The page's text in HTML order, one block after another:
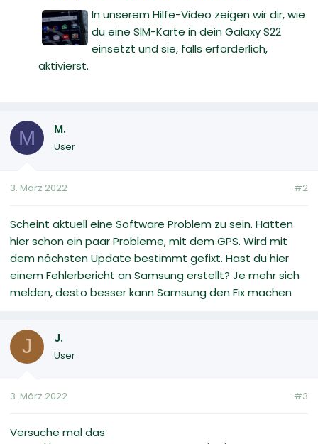
In unserem Hilfe-Video zeigen wir dir, wie
du eine SIM-Karte in dein Galaxy S22
einsetzt und sie, falls erforderlich,
aktivierst.
M M.
User
3. März 2022 #2
Scheint aktuell eine Software Problem zu sein. Hatten
hier schon ein paar Probleme, mit dem GPS. Wird mit
dem nächsten Update bestimmt gefixt. Hast du hier
einem Fehlerbericht an Samsung erstellt? Je mehr sich
melden, desto besser kann Samsung den Fix machen
J J.
User
3. März 2022 #3
Versuche mal das